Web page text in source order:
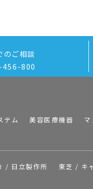
のご相談
456-800
テム 美容医療機器
/ 日立製作所 東芝 / キ